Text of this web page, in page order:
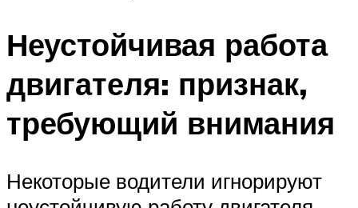
Неустойчивая работа
двигателя: признак,
требующий внимания
Некоторые водители игнорируют